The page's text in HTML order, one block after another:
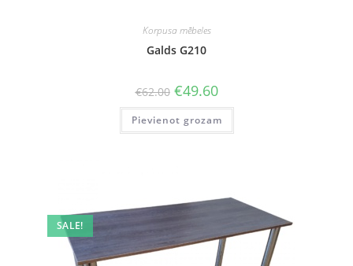
Korpusa mēbeles
Galds G210
€62.00 Original
price
was:
€62.00.
€49.60Current
price
is:
€49.60.
Pievienot grozam
SALE!